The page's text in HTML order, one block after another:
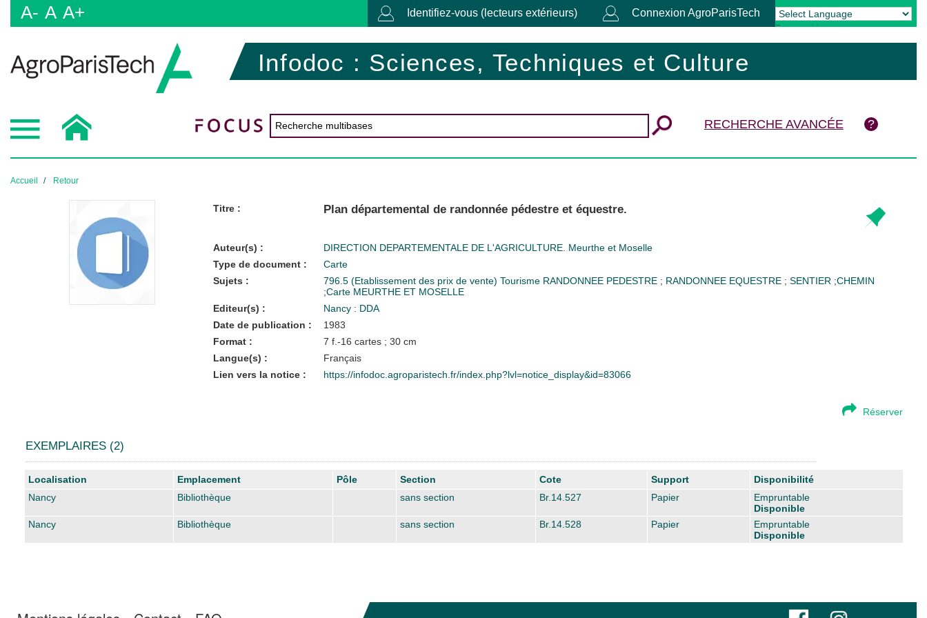
A- A A+ Identifiez-vous (lecteurs extérieurs) Connexion AgroParisTech
Powered by Translate
Infodoc : Sciences, Techniques et Culture
RECHERCHE AVANCÉE
Accueil Retour
Titre : Plan départemental de randonnée pédestre et équestre.
Auteur(s) :
DIRECTION DEPARTEMENTALE DE L'AGRICULTURE. Meurthe et Moselle
Type de document :
Carte
Sujets :
796.5 (Etablissement des prix de vente) Tourisme RANDONNEE PEDESTRE ; RANDONNEE EQUESTRE ; SENTIER ;CHEMIN
;Carte MEURTHE ET MOSELLE
Editeur(s) :
Nancy : DDA
Date de publication :
1983
Format :
7 f.-16 cartes ; 30 cm
Langue(s) :
Français
Lien vers la notice :
https://infodoc.agroparistech.fr/index.php?lvl=notice_display&id=83066
Réserver
EXEMPLAIRES (2)
Liste des exemplaires
Localisation Emplacement Pôle Section Cote Support
Disponibilité
Nancy
Bibliothèque sans section Br.14.527 Papier
Empruntable
Disponible
Nancy
Bibliothèque sans section Br.14.528 Papier
Empruntable
Disponible